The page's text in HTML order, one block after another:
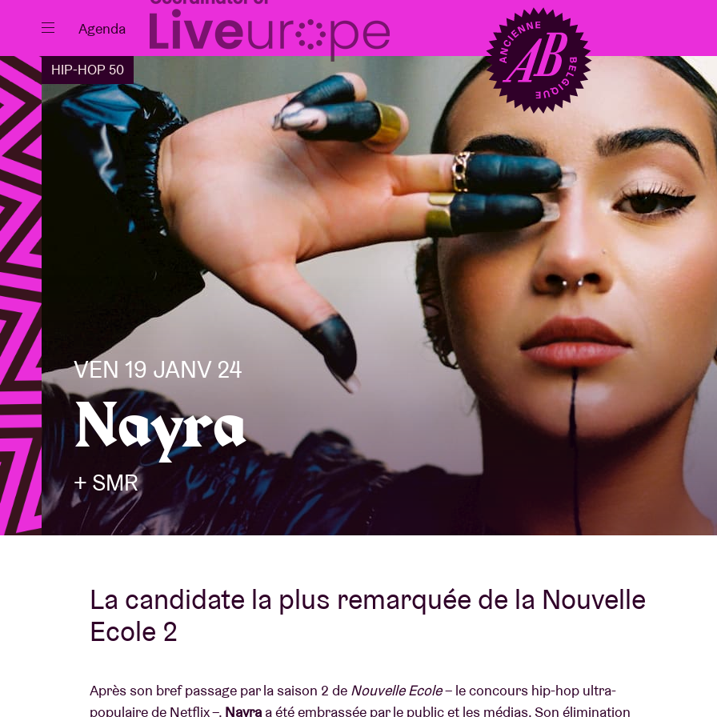
Fermer
Agenda
Projets
Actualités
Infos visiteurs
AB ❤ you
Location de
BRDCST
ABtv
Chèque-
À propos de l'AB
Contact
Agenda
HIP-HOP 50
VEN 19 JANV 24
Nayra
+ SMR
La candidate la plus remarquée de la Nouvelle
Ecole 2
Après son bref passage par la saison 2 de Nouvelle Ecole– le concours hip-hop ultra-
populaire de Netflix –, Nayraa été embrassée par le public et les médias. Son élimination